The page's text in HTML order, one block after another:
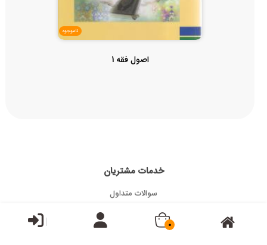
ناموجود
اصول فقه 1
0
خدمات مشتریان
سوالات متداول
قوانین و مقررات